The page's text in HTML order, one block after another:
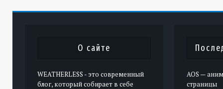
О сайте
WEATHERLESS - это современный
блог, который собирает в себе
AOS —
страницы